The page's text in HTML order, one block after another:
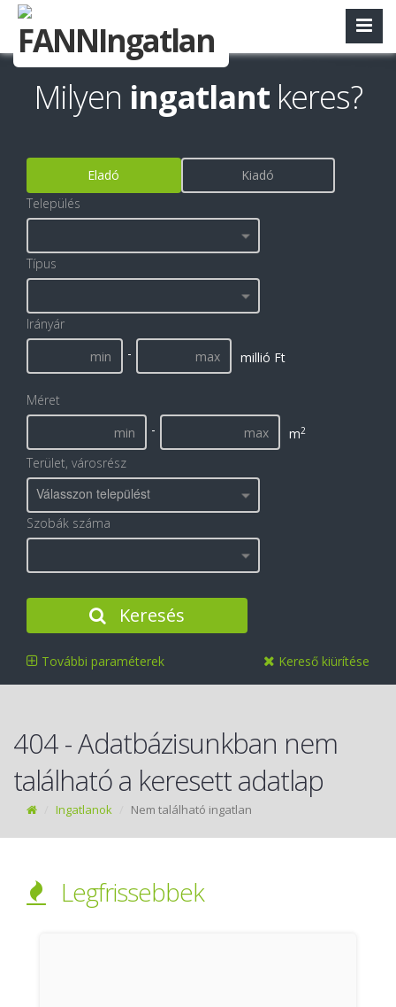
Milyen ingatlant keres?
Eladó
Kiadó
Település
Típus
Irányár
-
millió Ft
Méret
-
m2
Terület, városrész
Válasszon települést
Szobák száma
Keresés
További paraméterek Kereső kiürítése
404 - Adatbázisunkban nem
található a keresett adatlap
Ingatlanok Nem található ingatlan
Legfrissebbek